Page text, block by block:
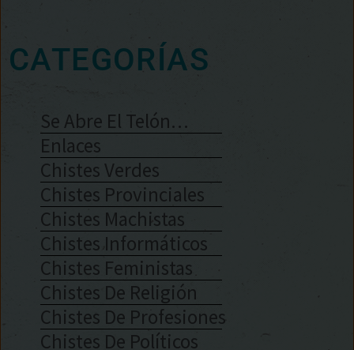
CATEGORÍAS
Se Abre El Telón…
Enlaces
Chistes Verdes
Chistes Provinciales
Chistes Machistas
Chistes Informáticos
Chistes Feministas
Chistes De Religión
Chistes De Profesiones
Chistes De Políticos